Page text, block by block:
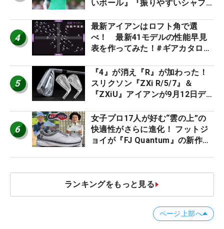
いボール』『振りやすいシャフ
ー』 #女子プロセッティング
4
最新アイアンはロフト角で選
べ！ 最新41モデルの性能早見
表を作ってみた！#ギアカタログ
5
『4』が消え『R』が加わった！
スリクソン『ZXi R/5/7』＆
『ZXiU』アイアンが9月12日デ
6
女子プロ17人が好む“雲の上”の
快適性がさらに進化！ フットジ
ョイが『FJ Quantum』の新作を
ランキングをもっと見る
ページ上部へ